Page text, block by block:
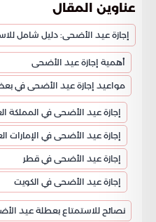
عناوين المقال
أهمية إجازة عيد الأضحى
مواعيد إجازة عيد الأضحى في
إجازة عيد الأضحى في المملكة
إجازة عيد الأضحى في الإمارات
إجازة عيد الأضحى في قطر
إجازة عيد الأضحى في الكويت
نصائح للاستمتاع بعطلة عيد